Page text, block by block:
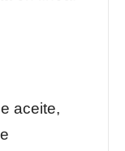
aceite,